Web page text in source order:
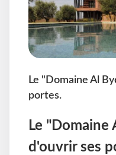
Le "Domaine Al
portes.
Le
d'ouvrir ses